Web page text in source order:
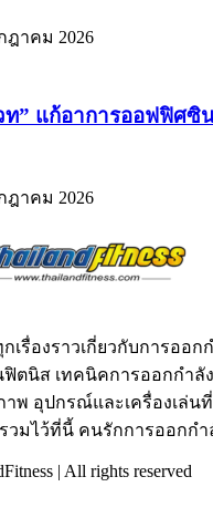
ฎาคม 2026
ท” แก้อาการออฟฟิศซิ
ฎาคม 2026
เรื่องราวเกี่ยวกับการออ
ตนิส เทคนิคการออกกำลั
าพ อุปกรณ์และเครื่องเล่น
วมไว้ที่นี้ คนรักการออกก
| All rights reserved